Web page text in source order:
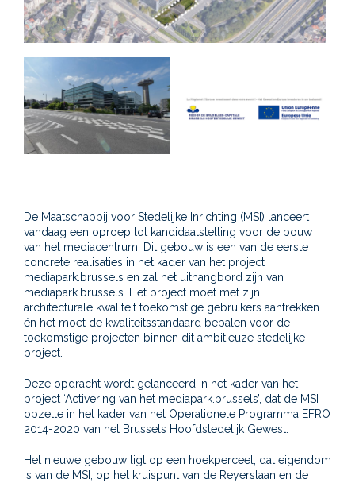
De Maatschappij voor Stedelijke Inrichting (MSI) lanceert
vandaag een oproep tot kandidaatstelling voor de bouw
van het mediacentrum. Dit gebouw is een van de eerste
concrete realisaties in het kader van het project
mediapark.brussels en zal het uithangbord zijn van
mediapark.brussels. Het project moet met zijn
architecturale kwaliteit toekomstige gebruikers aantrekken
én het moet de kwaliteitsstandaard bepalen voor de
toekomstige projecten binnen dit ambitieuze stedelijke
project.
Deze opdracht wordt gelanceerd in het kader van het
project ‘Activering van het mediapark.brussels’, dat de MSI
opzette in het kader van het Operationele Programma EFRO
2014-2020 van het Brussels Hoofdstedelijk Gewest.
Het nieuwe gebouw ligt op een hoekperceel, dat eigendom
is van de MSI, op het kruispunt van de Reyerslaan en de